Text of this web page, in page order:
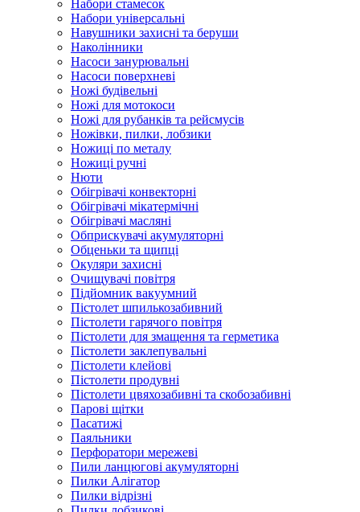
Набори стамесок
Набори універсальні
Навушники захисні та беруши
Наколінники
Насоси занурювальні
Насоси поверхневі
Ножі будівельні
Ножі для мотокоси
Ножі для рубанків та рейсмусів
Ножівки, пилки, лобзики
Ножиці по металу
Ножиці ручні
Нюти
Обігрівачі конвекторні
Обігрівачі мікатермічні
Обігрівачі масляні
Обприскувачі акумуляторні
Обценьки та щипці
Окуляри захисні
Очищувачі повітря
Підйомник вакуумний
Пістолет шпилькозабивний
Пістолети гарячого повітря
Пістолети для змащення та герметика
Пістолети заклепувальні
Пістолети клейові
Пістолети продувні
Пістолети цвяхозабивні та скобозабивні
Парові щітки
Пасатижі
Паяльники
Перфоратори мережеві
Пили ланцюгові акумуляторні
Пилки Алігатор
Пилки відрізні